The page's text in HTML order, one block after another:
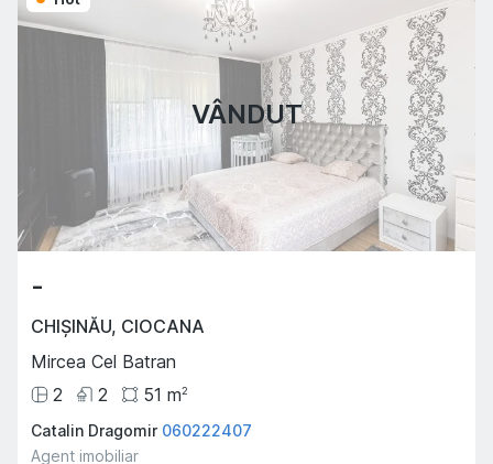
VÂNDUT
-
CHIȘINĂU, CIOCANA
Mircea Cel Batran
2
2 51 m2
Catalin Dragomir 060222407
Agent imobiliar